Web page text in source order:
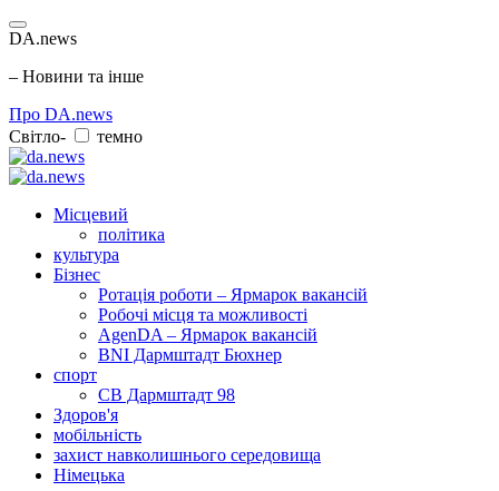
DA.news
– Новини та інше
Про DA.news
Світло-
темно
Місцевий
політика
культура
Бізнес
Ротація роботи – Ярмарок вакансій
Робочі місця та можливості
AgenDA – Ярмарок вакансій
BNI Дармштадт Бюхнер
спорт
СВ Дармштадт 98
Здоров'я
мобільність
захист навколишнього середовища
Німецька